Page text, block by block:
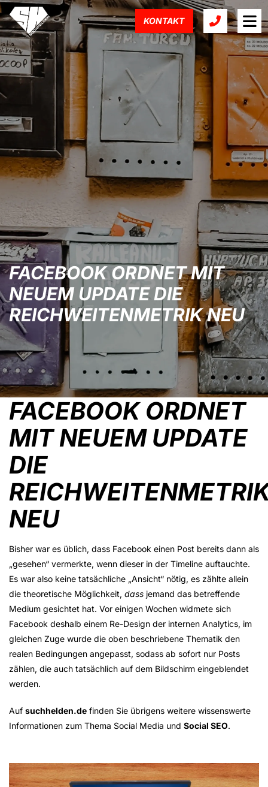
KONTAKT
FACEBOOK ORDNET MIT
NEUEM UPDATE DIE
REICHWEITENMETRIK NEU
FACEBOOK ORDNET
MIT NEUEM UPDATE
DIE
NEU
Bisher war es üblich, dass Facebook einen Post bereits dann als
„gesehen“ vermerkte, wenn dieser in der Timeline auftauchte.
Es war also keine tatsächliche „Ansicht“ nötig, es zählte allein
die theoretische Möglichkeit, dass jemand das betreffende
Medium gesichtet hat. Vor einigen Wochen widmete sich
Facebook deshalb einem Re-Design der internen Analytics, im
gleichen Zuge wurde die oben beschriebene Thematik den
realen Bedingungen angepasst, sodass ab sofort nur Posts
zählen, die auch tatsächlich auf dem Bildschirm eingeblendet
werden.
Auf suchhelden.de finden Sie übrigens weitere wissenswerte
Informationen zum Thema Social Media und Social SEO.